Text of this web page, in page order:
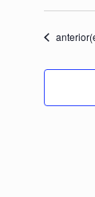
fecha.
Eventos